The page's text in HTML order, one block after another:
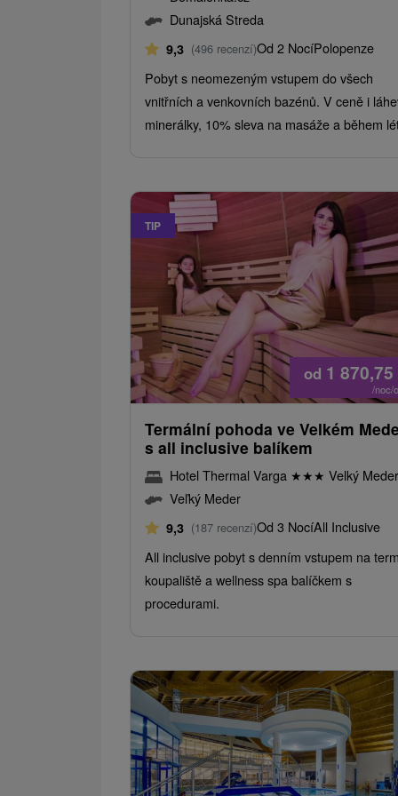
Dunajská Streda
9,3 (496 recenzí)Od 2 NocíPolopenze
Pobyt s neomezeným vstupem do všech
vnitřních a venkovních bazénů. V ceně i
minerálky, 10% sleva na masáže a během
TIP
od 1 870,75
/noc/
Termální pohoda ve Velkém
s all inclusive balíkem
Hotel Thermal Varga ★★★ Velký Meder
Veľký Meder
9,3 (187 recenzí)Od 3 NocíAll Inclusive
All inclusive pobyt s denním vstupem na
koupaliště a wellness spa balíčkem s
procedurami.